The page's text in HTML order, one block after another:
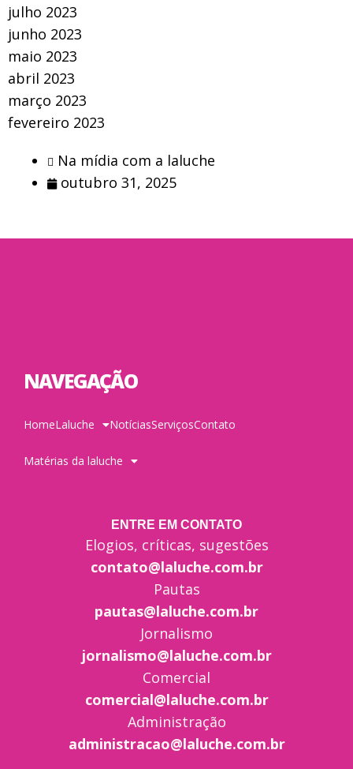
julho 2023
junho 2023
maio 2023
abril 2023
março 2023
fevereiro 2023
Na mídia com a laluche
outubro 31, 2025
NAVEGAÇÃO
HomeLaluche NotíciasServiçosContato
Matérias da laluche
ENTRE EM CONTATO
Elogios, críticas, sugestões
contato@laluche.com.br
Pautas
pautas@laluche.com.br
Jornalismo
jornalismo@laluche.com.br
Comercial
comercial@laluche.com.br
Administração
administracao@laluche.com.br